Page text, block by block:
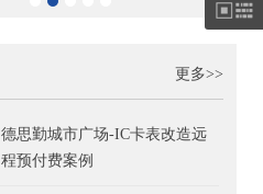
更多>>
德思勤城市广场-IC卡表改造远
程预付费案例